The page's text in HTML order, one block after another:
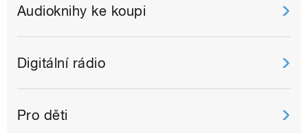
Audioknihy ke koupi
Digitální rádio
Pro děti